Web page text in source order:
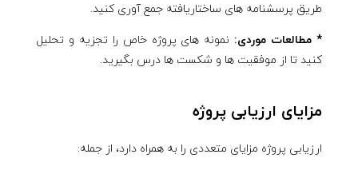
طریق پرسشنامه های ساختاریافته جمع آوری کنید.
* مطالعات موردی: نمونه های پروژه خاص را تجزیه و تحلیل
کنید تا از موفقیت ها و شکست ها درس بگیرید.
مزایای ارزیابی پروژه
ارزیابی پروژه مزایای متعددی را به همراه دارد، از جمله: